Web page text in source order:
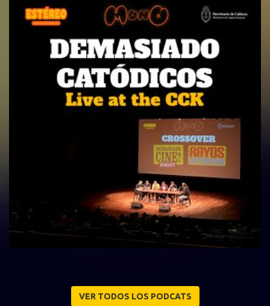
VER TODOS LOS PODCATS